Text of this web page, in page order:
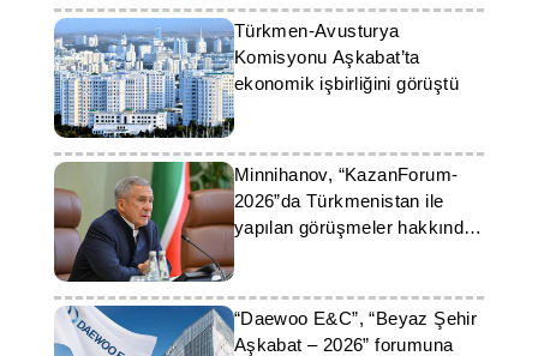
Türkmen-Avusturya
Komisyonu Aşkabat’ta
ekonomik işbirliğini görüştü
Minnihanov, “KazanForum-
2026”da Türkmenistan ile
yapılan görüşmeler hakkında
bilgi verdi
“Daewoo E&C”, “Beyaz Şehir
Aşkabat – 2026” forumuna